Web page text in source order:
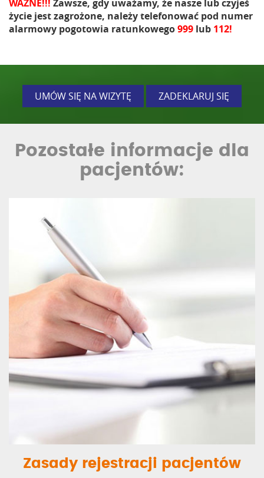
WAŻNE!!! Zawsze, gdy uważamy, że nasze lub czyjeś
życie jest zagrożone, należy telefonować pod numer
alarmowy pogotowia ratunkowego999 lub 112!
UMÓW SIĘ NA WIZYTĘ ZADEKLARUJ SIĘ
Pozostałe informacje dla
pacjentów:
Zasady rejestracji pacjentów